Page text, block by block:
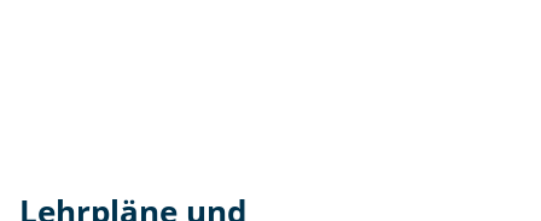
Lehrpläne und